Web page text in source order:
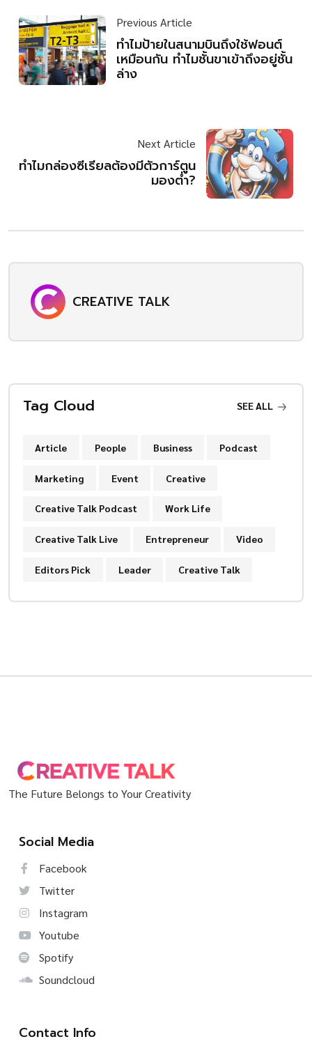
Previous Article
ทำไมป้ายในสนามบินถึงใช้ฟอนต์
เหมือนกัน ทำไมชั้นขาเข้าถึงอยู่ชั้น
ล่าง
Next Article
ทำไมกล่องซีเรียลต้องมีตัวการ์ตูน
มองต่ำ?
CREATIVE TALK
Tag Cloud SEE ALL
Article People Business Podcast
Marketing Event Creative
Creative Talk Podcast Work Life
Creative Talk Live Entrepreneur Video
Editors Pick Leader Creative Talk
The Future Belongs to Your Creativity
Social Media
Facebook
Twitter
Instagram
Youtube
Spotify
Soundcloud
Contact Info